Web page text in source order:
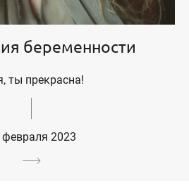
беременности
ты прекрасна!
февраля 2023